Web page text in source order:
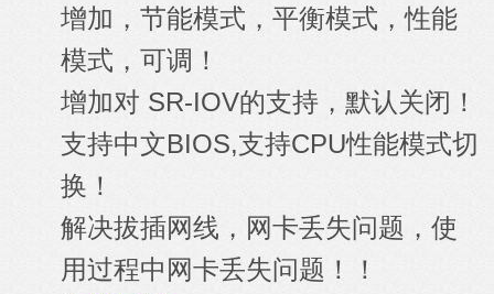
增加，节能模式，平衡模式，性能
模式，可调！
增加对 SR-IOV的支持，默认关闭！
支持中文BIOS,支持CPU性能模式切
换！
解决拔插网线，网卡丢失问题，使
用过程中网卡丢失问题！！